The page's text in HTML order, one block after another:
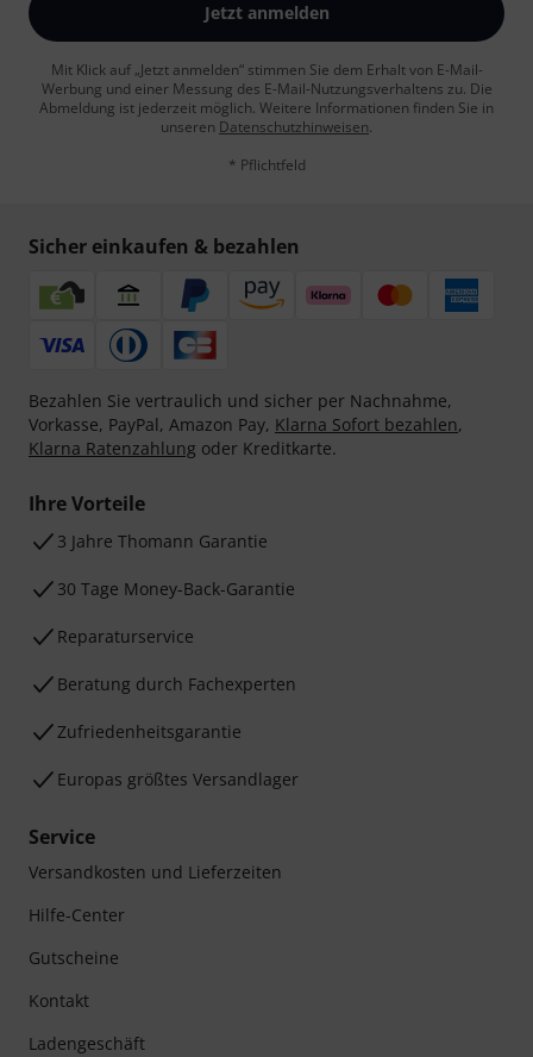
Jetzt anmelden
Mit Klick auf „Jetzt anmelden“ stimmen Sie dem Erhalt von E-Mail-
Werbung und einer Messung des E-Mail-Nutzungsverhaltens zu. Die
Abmeldung ist jederzeit möglich. Weitere Informationen finden Sie in
unseren Datenschutzhinweisen.
* Pflichtfeld
Sicher einkaufen & bezahlen
Bezahlen Sie vertraulich und sicher per Nachnahme,
Vorkasse, PayPal, Amazon Pay, Klarna Sofort bezahlen,
Klarna Ratenzahlung oder Kreditkarte.
Ihre Vorteile
3 Jahre Thomann Garantie
30 Tage Money-Back-Garantie
Reparaturservice
Beratung durch Fachexperten
Zufriedenheitsgarantie
Europas größtes Versandlager
Service
Versandkosten und Lieferzeiten
Hilfe-Center
Gutscheine
Kontakt
Ladengeschäft